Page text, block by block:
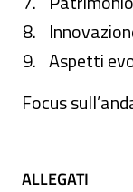
Aspetti
Focus
ALLEGATI